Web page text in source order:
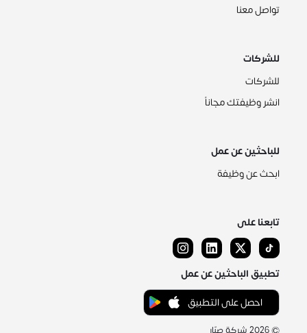
تواصل معنا
للشركات
للشركات
انشر وظيفتك مجاناً
للباحثين عن عمل
ابحث عن وظيفة
تابعنا على
تطبيق الباحثين عن عمل
احصل على التطبيق